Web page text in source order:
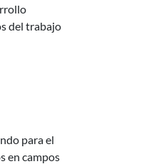
del trabajo
para el
en campos